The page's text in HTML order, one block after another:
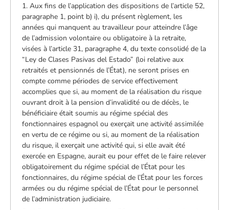
1. Aux fins de l’application des dispositions de l’article 52,
paragraphe 1, point b) i), du présent règlement, les
années qui manquent au travailleur pour atteindre l’âge
de l’admission volontaire ou obligatoire à la retraite,
visées à l’article 31, paragraphe 4, du texte consolidé de la
“Ley de Clases Pasivas del Estado” (loi relative aux
retraités et pensionnés de l’État), ne seront prises en
compte comme périodes de service effectivement
accomplies que si, au moment de la réalisation du risque
ouvrant droit à la pension d’invalidité ou de décès, le
bénéficiaire était soumis au régime spécial des
fonctionnaires espagnol ou exerçait une activité assimilée
en vertu de ce régime ou si, au moment de la réalisation
du risque, il exerçait une activité qui, si elle avait été
exercée en Espagne, aurait eu pour effet de le faire relever
obligatoirement du régime spécial de l’État pour les
fonctionnaires, du régime spécial de l’État pour les forces
armées ou du régime spécial de l’État pour le personnel
de l’administration judiciaire.